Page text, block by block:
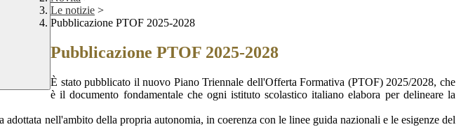
Le notizie >
Pubblicazione PTOF 2025-2028
Pubblicazione PTOF 2025-2028
È stato pubblicato il nuovo Piano Triennale dell'Offerta Formativa (PTOF) 2025/2028, che
è il documento fondamentale che ogni istituto scolastico italiano elabora per delineare la
nell'ambito della propria autonomia, in coerenza con le linee guida nazionali e le esigenze del